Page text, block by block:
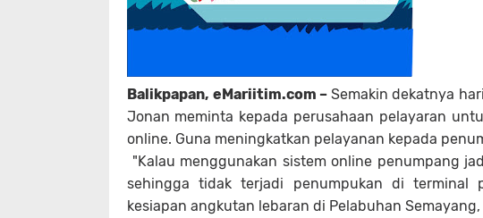
Balikpapan, eMariitim.com – Semakin dekatnya
Jonan meminta kepada perusahaan pelayaran
online. Guna meningkatkan pelayanan kepada
"Kalau menggunakan sistemonline penumpang
sehingga tidak terjadi penumpukan di terminal
kesiapan angkutan lebaran di Pelabuhan